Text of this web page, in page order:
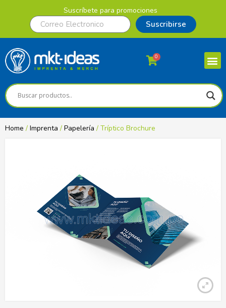
Suscríbete para promociones
Suscribirse
0
Home / Imprenta / Papelería / Tríptico Brochure